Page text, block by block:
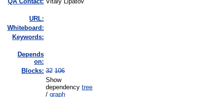
URL:
Whiteboard:
Keywords:
Depends
on:
Blocks: 32 106
Show
dependency tree
/ graph